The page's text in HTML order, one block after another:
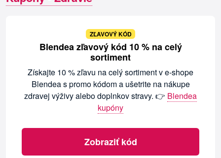
ZĽAVOVÝ KÓD
Blendea zľavový kód 10 % na celý
sortiment
Získajte 10 % zľavu na celý sortiment v e-shope
Blendea s promo kódom a ušetrite na nákupe
zdravej výživy alebo doplnkov stravy. 👉 Blendea
kupóny
Zobraziť kód